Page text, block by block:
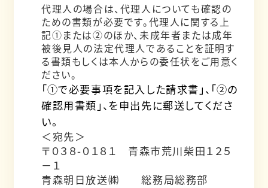
代理人の場合は、代理人についても確認の
ための書類が必要です。代理人に関する上
記①または②のほか、未成年者または成年
被後見人の法定代理人であることを証明す
る書類もしくは本人からの委任状をご用意く
ださい。
「①で必要事項を記入した請求書」、「②の
確認用書類」、を申出先に郵送してくださ
い。
＜宛先＞
〒０３８-０１８１ 青森市荒川柴田１２５
－１
青森朝日放送㈱ 総務局総務部